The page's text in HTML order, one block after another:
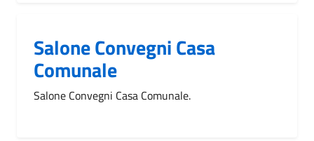
Salone Convegni Casa
Comunale
Salone Convegni Casa Comunale.